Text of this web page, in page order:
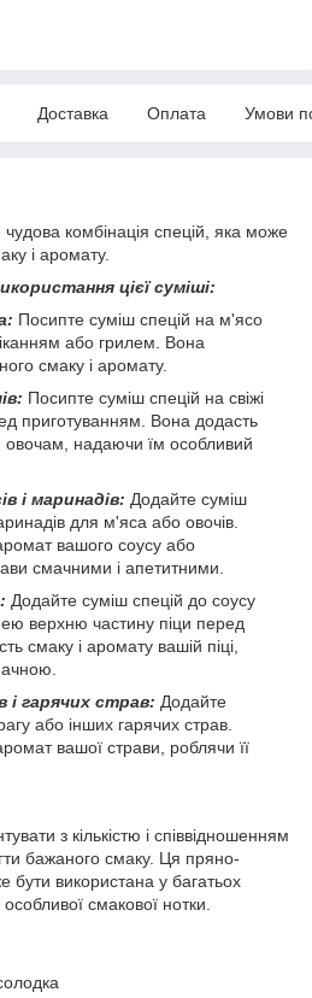
Доставка Оплата Умови
комбінація спецій, яка може
і аромату.
цієї суміші:
Посипте суміш спецій на м'ясо
або грилем. Вона
смаку і аромату.
Посипте суміш спецій на свіжі
приготуванням. Вона додасть
надаючи їм особливий
і маринадів: Додайте суміш
для м'яса або овочів.
вашого соусу або
смачними і апетитними.
Додайте суміш спецій до соусу
верхню частину піци перед
смаку і аромату вашій піці,
і гарячих страв: Додайте
або інших гарячих страв.
вашої страви, роблячи її
з кількістю і співвідношенням
бажаного смаку. Ця пряно-
бути використана у багатьох
смакової нотки.